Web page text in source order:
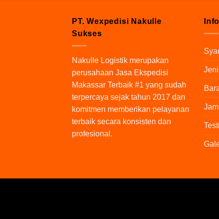
PT. Wexpedisi Nakulle
Sukses
Nakulle Logistik merupakan
perusahaan Jasa Ekspedisi
Makassar Terbaik #1 yang sudah
terpercaya sejak tahun 2017 dan
komitmen memberikan pelayanan
terbaik secara konsisten dan
profesional.